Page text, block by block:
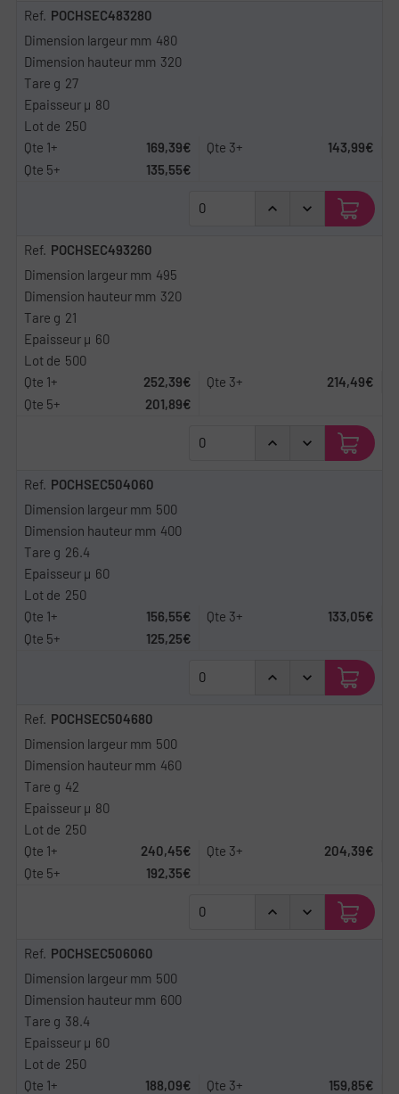
POCHSEC483280
480
320
27
80
250
169,39€
143,99€
135,55€
POCHSEC493260
495
320
21
60
500
252,39€
214,49€
201,89€
POCHSEC504060
500
400
26.4
60
250
156,55€
133,05€
125,25€
POCHSEC504680
500
460
42
80
250
240,45€
204,39€
192,35€
POCHSEC506060
500
600
38.4
60
250
188,09€
159,85€